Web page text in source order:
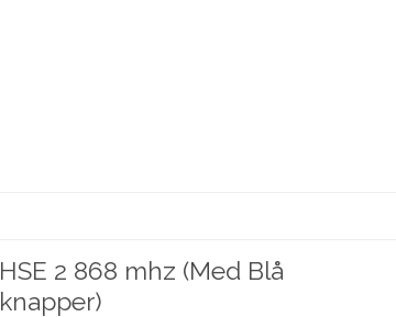
HSE 2 868 mhz (Med Blå
knapper)